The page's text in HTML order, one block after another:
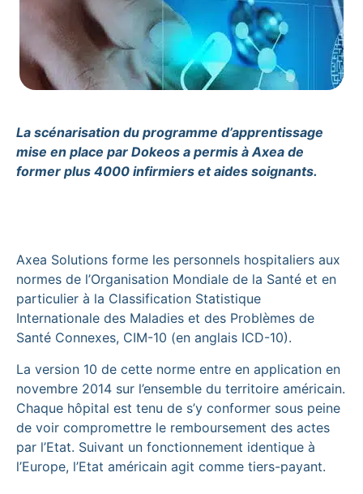
La scénarisation du programme d’apprentissage
mise en place par Dokeos a permis à Axea de
former plus 4000 infirmiers et aides soignants.
Axea Solutions forme les personnels hospitaliers aux
normes de l’Organisation Mondiale de la Santé et en
particulier à la Classification Statistique
Internationale des Maladies et des Problèmes de
Santé Connexes, CIM-10 (en anglais ICD-10).
La version 10 de cette norme entre en application en
novembre 2014 sur l’ensemble du territoire américain.
Chaque hôpital est tenu de s’y conformer sous peine
de voir compromettre le remboursement des actes
par l’Etat. Suivant un fonctionnement identique à
l’Europe, l’Etat américain agit comme tiers-payant.